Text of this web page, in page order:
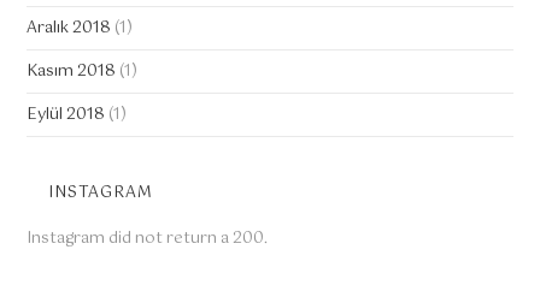
Aralık 2018 (1)
Kasım 2018 (1)
Eylül 2018 (1)
INSTAGRAM
Instagram did not return a 200.